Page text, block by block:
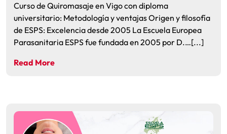
Curso de Quiromasaje en Vigo con diploma
universitario: Metodología y ventajas Origen y filosofía
de ESPS: Excelencia desde 2005 La Escuela Europea
Parasanitaria ESPS fue fundada en 2005 por D.…[...]
Read More